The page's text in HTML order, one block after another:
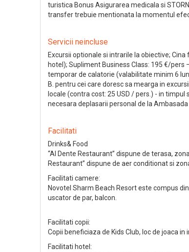
turistica Bonus Asigurarea medicala si
transfer trebuie mentionata la momentul
Servicii neincluse
Excursii optionale si intrarile la obiective;
hotel); Supliment Business Class: 195 €/
temporar de calatorie (valabilitate minim 6
B. pentru cei care doresc sa mearga in
locale (contra cost: 25 USD / pers.) - in
necesara deplasarii personal de la
Facilitati
Drinks& Food
“Al Dente Restaurant” dispune de terasa,
Restaurant” dispune de aer conditionat si
Facilitati camere:
Novotel Sharm Beach Resort este compus
uscator de par, balcon.
Facilitati copii:
Copii beneficiaza de Kids Club, loc de joaca
Facilitati hotel: